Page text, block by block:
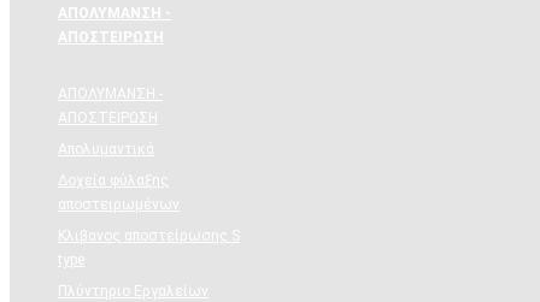
ΑΠΟΛΥΜΑΝΣΗ -
ΑΠΟΣΤΕΙΡΩΣΗ
ΑΠΟΛΥΜΑΝΣΗ -
ΑΠΟΣΤΕΙΡΩΣΗ
Απολυμαντικά
Δοχεία φύλαξης
αποστειρωμένων
Κλιβανος αποστείρωσης S
type
Πλύντηριο Εργαλείων